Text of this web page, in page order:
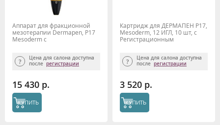
Аппарат для фракционной
мезотерапии Dermapen, P17
Mesoderm c
Цена для салона доступна
после регистрации
15 430 р.
КУПИТЬ
Картридж для ДЕРМАПЕН P17,
Mesoderm, 12 ИГЛ, 10 шт, с
Регистрационным
Цена для салона доступна
после регистрации
3 520 р.
КУПИТЬ